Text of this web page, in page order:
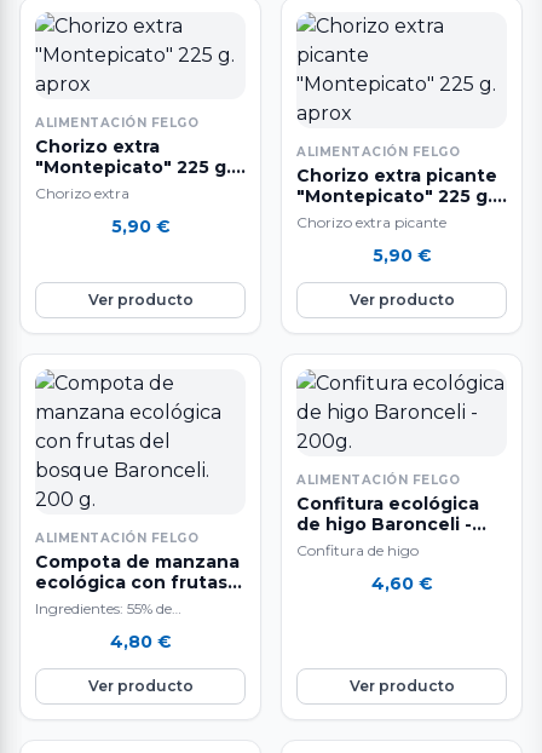
ALIMENTACIÓN FELGO
Chorizo extra
"Montepicato" 225 g.
aprox
Chorizo extra
5,90 €
Ver producto
ALIMENTACIÓN FELGO
Chorizo extra picante
"Montepicato" 225 g.
aprox
Chorizo extra picante
5,90 €
Ver producto
ALIMENTACIÓN FELGO
Compota de manzana
ecológica con frutas
del bosque Baronceli.
200 g.
Ingredientes: 55% de
10% de mora, 5% de grosella, y
20%…
4,80 €
Ver producto
ALIMENTACIÓN FELGO
Confitura ecológica
de higo Baronceli -
200g.
Confitura de higo
4,60 €
Ver producto